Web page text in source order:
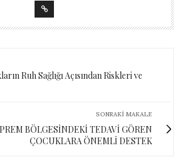
Ruh Sağlığı Açısından Riskleri ve
SONRAKI MAKALE
BÖLGESİNDEKİ TEDAVİ GÖREN
ÇOCUKLARA ÖNEMLİ DESTEK